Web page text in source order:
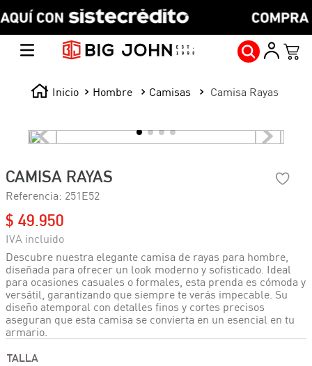
Hombre Camisas Camisa Rayas
CAMISA RAYAS
Referencia: 251E52
$ 49 950
Descubre nuestra elegante camisa de rayas para hombre,
diseñada para ofrecer un look moderno y sofisticado. Ideal
para ocasiones casuales o formales, esta prenda es cómoda y
versátil, garantizando que siempre te verás impecable. Su
diseño atemporal con detalles finos y cortes precisos
aseguran que esta camisa se convierta en un esencial en tu
armario.
TALLA